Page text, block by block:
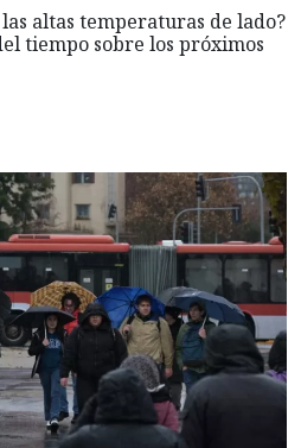
altas temperaturas de lado?
tiempo sobre los próximos